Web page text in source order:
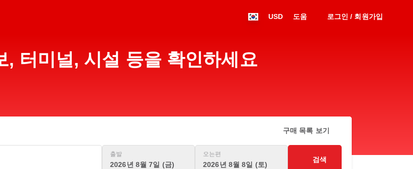
USD 도움 로그인 / 회원가입
, 터미널, 시설 등을 확인하세요
구매 목록 보기
출발
2026년 8월 7일 (금)
오는편
2026년 8월 8일 (토)
검색